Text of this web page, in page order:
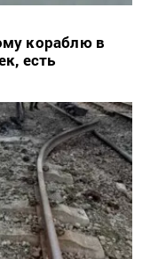
кораблю в
есть